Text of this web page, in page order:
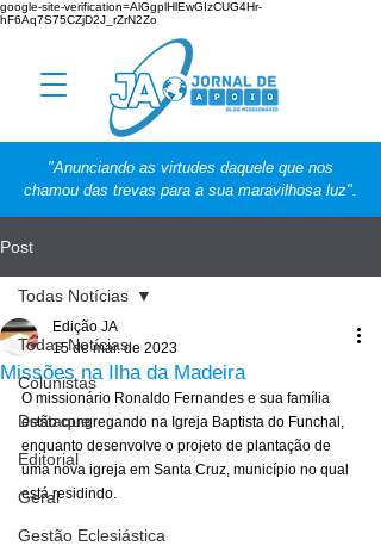
google-site-verification=AlGgplHlEwGIzCUG4Hr-
hF6Aq7S75CZjD2J_rZrN2Zo
"Anunciando as virtudes daquele que nos
chamou das trevas para a sua maravilhosa luz".
Post
Todas Notícias
Colunistas
Destaque
Editorial
Geral
Gestão Eclesiástica
Todas Notícias
Missões na Ilha da Madeira
Edição JA
15 de mar. de 2023
O missionário Ronaldo Fernandes e sua família
estão congregando na Igreja Baptista do Funchal,
enquanto desenvolve o projeto de plantação de
uma nova igreja em Santa Cruz, município no qual
está residindo.